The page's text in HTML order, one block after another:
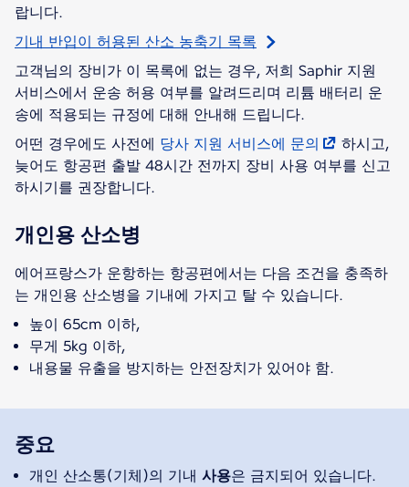
랍니다.
기내 반입이 허용된 산소 농축기 목록
고객님의 장비가 이 목록에 없는 경우, 저희 Saphir 지원
서비스에서 운송 허용 여부를 알려드리며 리튬 배터리 운
송에 적용되는 규정에 대해 안내해 드립니다.
어떤 경우에도 사전에 당사 지원 서비스에 문의
하시고,
늦어도 항공편 출발 48시간 전까지 장비 사용 여부를 신고
하시기를 권장합니다.
개인용 산소병
에어프랑스가 운항하는 항공편에서는 다음 조건을 충족하
는 개인용 산소병을 기내에 가지고 탈 수 있습니다.
높이 65cm 이하,
무게 5kg 이하,
내용물 유출을 방지하는 안전장치가 있어야 함.
중요
개인 산소통(기체)의 기내 사용은 금지되어 있습니다.